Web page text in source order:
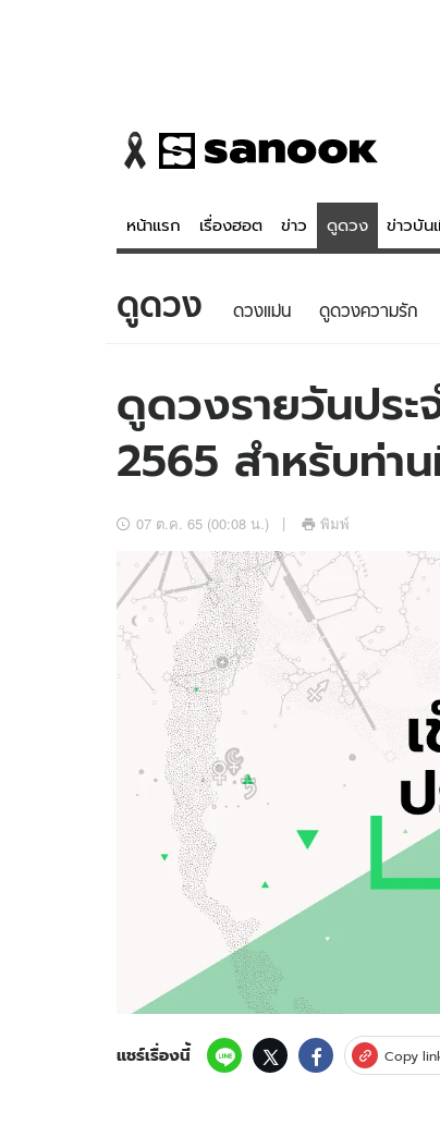
หน้าแรก เรื่องฮอต ข่าว ดูดวง ข่าวบัน
ข่าว
ข่าวบันเทิง
ข่าวกีฬา
ข่าวเศรษฐกิจ
อัปเดตจีน
เช็กข่าวชัวร์
ดูดว
สถิติ
หวยล
ดาวน์โหลดสนุกแอปฟรี ติดต
สงวนลิขสิทธิ์ ©2569 บริษัท อิมเมจ ฟิวเจอร์ (ประเทศไทย) จำ
ดูดวง ดวงแม่น ดูดวงความรัก
ดูดวงรายวันปร
2565 สำหรับท่า
07 ต.ค. 65 (00:08 น.) พิมพ์
แชร์เรื่องนี้ Copy